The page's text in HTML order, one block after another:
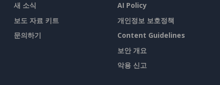
새 소식
보도 자료 키트
문의하기
AI Policy
개인정보 보호정책
Content Guidelines
보안 개요
악용 신고